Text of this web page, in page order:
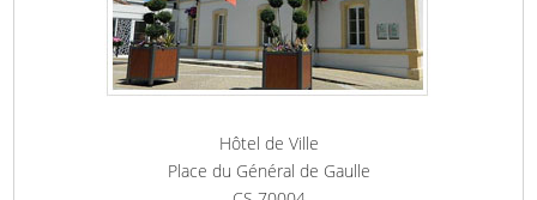
Hôtel de Ville
Place du Général de Gaulle